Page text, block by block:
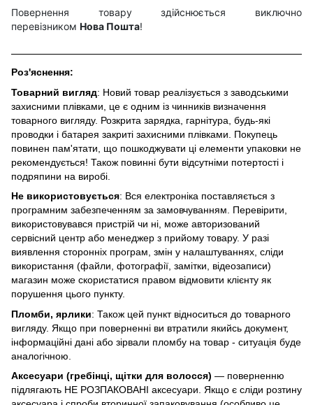
Повернення товару здійснюється виключно
перевізником Нова Пошта!
Роз'яснення:
Товарний вигляд: Новий товар реалізується з заводськими
захисними плівками, це є одним із чинників визначення
товарного вигляду. Розкрита зарядка, гарнітура, будь-які
проводки і батарея закриті захисними плівками. Покупець
повинен пам'ятати, що пошкоджувати ці елементи упаковки не
рекомендується! Також повинні бути відсутніми потертості і
подряпини на виробі.
Не використовується: Вся електроніка поставляється з
програмним забезпеченням за замовчуванням. Перевірити,
використовувався пристрій чи ні, може авторизований
сервісний центр або менеджер з прийому товару. У разі
виявлення сторонніх програм, змін у налаштуваннях, сліди
використання (файли, фотографії, замітки, відеозаписи)
магазин може скористатися правом відмовити клієнту як
порушення цього пункту.
Пломби, ярлики: Також цей пункт відноситься до товарного
вигляду. Якщо при поверненні ви втратили якийсь документ,
інформаційні дані або зірвали пломбу на товар - ситуація буде
аналогічною.
Аксесуари (гребінці, щітки для волосся) — поверненню
підлягають НЕ РОЗПАКОВАНІ аксесуари. Якщо є сліди розтину